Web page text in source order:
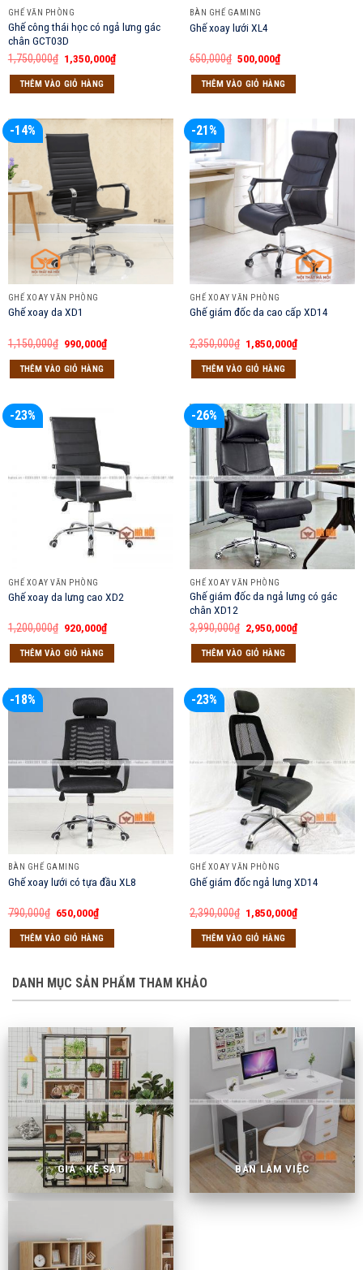
GHẾ VĂN PHÒNG
Ghế công thái học có ngả lưng gác
chân GCT03D
1,750,000₫ Giá
gốc
là:
1,750,000₫.
1,350,000₫Giá
hiện
THÊM VÀO GIỎ HÀNG
BÀN GHẾ GAMING
Ghế xoay lưới XL4
650,000₫ Giá
là:
650,000₫.
500,000₫Giá
hiện
tại
là:
THÊM VÀO GIỎ HÀNG
-14%
GHẾ XOAY VĂN PHÒNG
Ghế xoay da XD1
1,150,000₫ Giá
là:
1,150,000₫.
990,000₫Giá
hiện
tại
THÊM VÀO GIỎ HÀNG
-21%
GHẾ XOAY VĂN PHÒNG
Ghế giám đốc da cao cấp XD14
2,350,000₫ Giá
gốc
là:
2,350,000₫.
1,850,000₫Giá
hiện
THÊM VÀO GIỎ HÀNG
-23%
GHẾ XOAY VĂN PHÒNG
Ghế xoay da lưng cao XD2
1,200,000₫ Giá
là:
1,200,000₫.
920,000₫Giá
hiện
tại
THÊM VÀO GIỎ HÀNG
-26%
GHẾ XOAY VĂN PHÒNG
Ghế giám đốc da ngả lưng có gác
chân XD12
3,990,000₫ Giá
gốc
là:
3,990,000₫.
2,950,000₫Giá
hiện
THÊM VÀO GIỎ HÀNG
-18%
BÀN GHẾ GAMING
Ghế xoay lưới có tựa đầu XL8
790,000₫ Giá
là:
790,000₫.
650,000₫Giá
hiện
tại
là:
THÊM VÀO GIỎ HÀNG
-23%
GHẾ XOAY VĂN PHÒNG
Ghế giám đốc ngả lưng XD14
2,390,000₫ Giá
gốc
là:
2,390,000₫.
1,850,000₫Giá
hiện
THÊM VÀO GIỎ HÀNG
DANH MỤC SẢN PHẨM THAM KHẢO
GIÁ - KỆ SẮT BÀN LÀM VIỆC